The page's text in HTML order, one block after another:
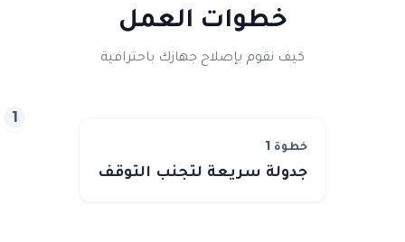
خطوات العمل
كيف نقوم بإصلاح جهازك باحترافية
خطوة 1
جدولة سريعة لتجنب التوقف
1